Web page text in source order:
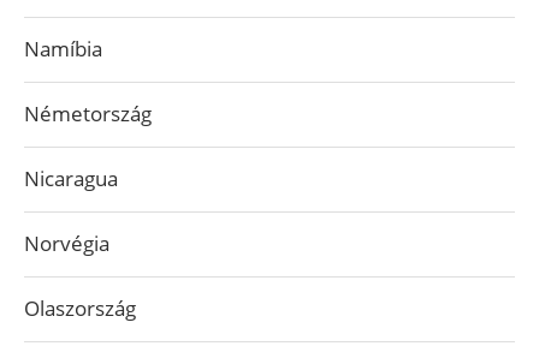
Namíbia
Németország
Nicaragua
Norvégia
Olaszország